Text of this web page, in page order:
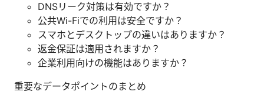
DNSリーク対策は有効ですか？
公共Wi-Fiでの利用は安全ですか？
スマホとデスクトップの違いはありますか？
返金保証は適用されますか？
企業利用向けの機能はありますか？
重要なデータポイントのまとめ